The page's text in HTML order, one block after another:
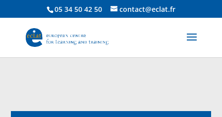
05 34 50 42 50 contact@eclat.fr